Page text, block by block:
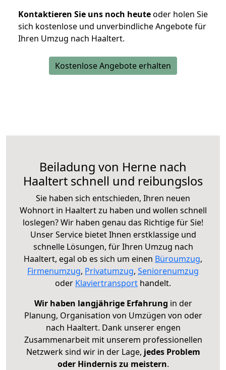
Kontaktieren Sie uns noch heuteoder holen Sie
sich kostenlose und unverbindliche Angebote für
Ihren Umzug nach Haaltert.
Kostenlose Angebote erhalten
Beiladung von Herne nach
Haaltert schnell und reibungslos
Sie haben sich entschieden, Ihren neuen
Wohnort in Haaltert zu haben und wollen schnell
loslegen? Wir haben genau das Richtige für Sie!
Unser Service bietet Ihnen erstklassige und
schnelle Lösungen, für Ihren Umzug nach
Haaltert, egal ob es sich um einen Büroumzug,
Firmenumzug, Privatumzug, Seniorenumzug
oder Klaviertransport handelt.
Wir haben langjährige Erfahrung in der
Planung, Organisation von Umzügen von oder
nach Haaltert. Dank unserer engen
Zusammenarbeit mit unserem professionellen
Netzwerk sind wir in der Lage, jedes Problem
oder Hindernis zu meistern.